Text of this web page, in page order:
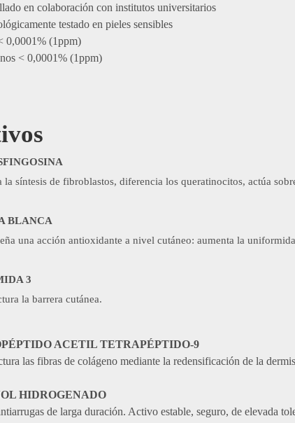
en colaboración con institutos universitarios
testado en pieles sensibles
0,0001% (1ppm)
< 0,0001% (1ppm)​
la síntesis de fibroblastos, diferencia los queratinocitos, actúa
BLANCA
una acción antioxidante a nivel cutáneo: aumenta la
3
la barrera cutánea.
ACETIL TETRAPÉPTIDO-9
las fibras de colágeno mediante la redensificación de la
HIDROGENADO
de larga duración. Activo estable, seguro, de elevada